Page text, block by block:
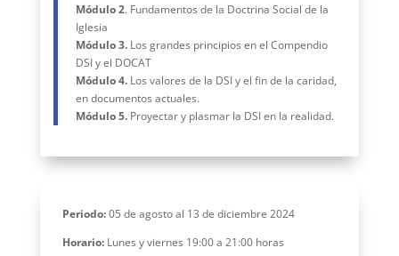
Módulo 2. Fundamentos de la Doctrina Social de la
Iglesia
Módulo 3.Los grandes principios en el Compendio
DSI y el DOCAT
Módulo 4.Los valores de la DSI y el fin de la caridad,
en documentos actuales.
Módulo 5.Proyectar y plasmar la DSI en la realidad.
Periodo:05 de agosto al 13 de diciembre 2024
Horario: Lunes y viernes 19:00 a 21:00 horas